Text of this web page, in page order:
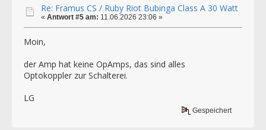
Re: Framus CS / Ruby Riot Bubinga Class A 30 Watt
« Antwort #5 am: 11.06.2026 23:06 »
Moin,
der Amp hat keine OpAmps, das sind alles
Optokoppler zur Schalterei.
LG
Gespeichert